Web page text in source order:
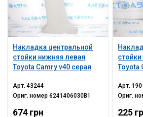
Накладка центральной
стойки нижняя левая
Toyota Camry v40 серая
Арт.43244
Ориг. номер6241406030B1
674 грн
Toyota
Арт.
Ориг.
225